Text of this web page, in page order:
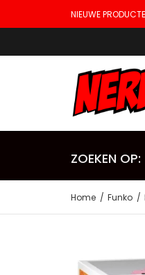
NIEUWE
ZOEKEN OP:
Home Funko